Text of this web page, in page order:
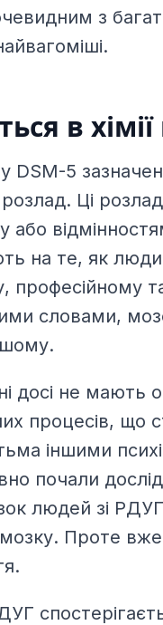
з
в
DSM-5
Ці
або
на те, як
професійному
словами,
досі не мають
процесів, що
іншими
почали
людей зі РДУГ
Проте